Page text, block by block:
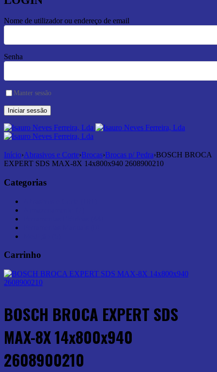
Nome de utilizador ou endereço de email
Senha
Manter sessão
Início›Abrasivos e Corte›Brocas›Brocas p/ Pedra›BOSCH BROCA
EXPERT SDS MAX-8X 14x800x940 2608900210
Categorias
Carrinho
BOSCH BROCA EXPERT SDS
MAX-8X 14x800x940
2608900210